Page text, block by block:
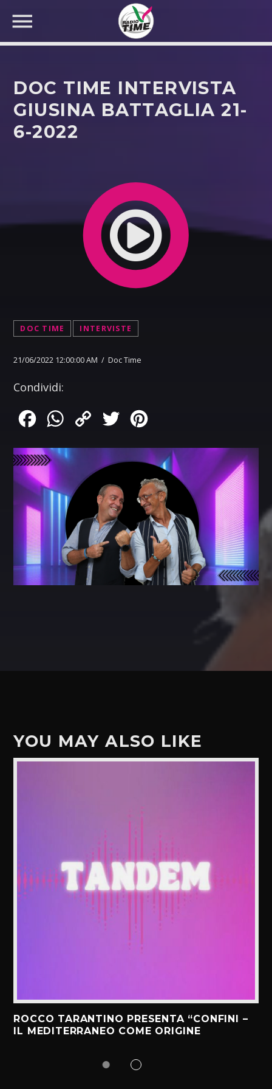
CERCA NEL SITO WEB:
DOC TIME INTERVISTA
GIUSINA BATTAGLIA 21-
6-2022
DOC TIME INTERVISTE
21/06/2022 12:00:00 AM / Doc Time
Condividi:
FacebookWhatsApp
Copy
Twitter
YOU MAY ALSO LIKE
ROCCO TARANTINO PRESENTA “CONFINI –
IL MEDITERRANEO COME ORIGINE